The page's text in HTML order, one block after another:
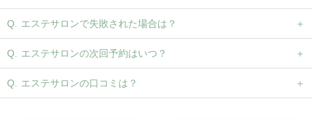
エステサロンで失敗された場合は？
エステサロンの次回予約はいつ？
エステサロンの口コミは？